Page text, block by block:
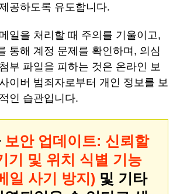
공하도록 유도합니다.
일을 처리할 때 주의를 기울이고,
통해 계정 문제를 확인하며, 의심
부 파일을 피하는 것은 온라인 보
이버 범죄자로부터 개인 정보를 보
인 습관입니다.
보안 업데이트: 신뢰할
기 및 위치 식별 기능
일 사기 방지) 및 기타